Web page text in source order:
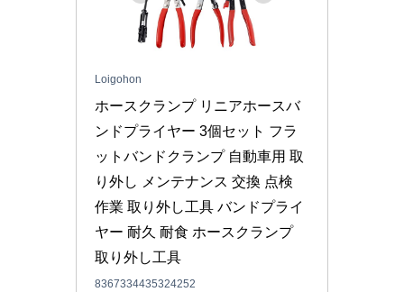
Loigohon
ホースクランプ リニアホースバ
ンドプライヤー 3個セット フラ
ットバンドクランプ 自動車用 取
り外し メンテナンス 交換 点検
作業 取り外し工具 バンドプライ
ヤー 耐久 耐食 ホースクランプ
取り外し工具
8367334435324252